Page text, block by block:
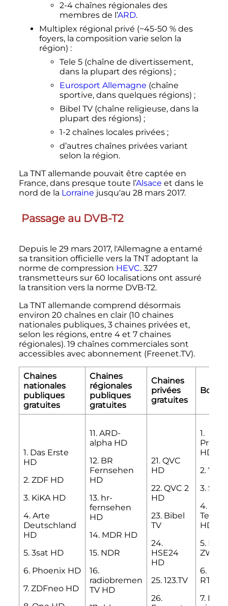
2-4 chaînes régionales des
membres de l’ARD.
Multiplex régional privé (~45-50 % des
foyers, la composition varie selon la
région) :
Tele 5 (chaîne de divertissement,
dans la plupart des régions) ;
Eurosport Allemagne (chaîne
sportive, dans quelques régions) ;
Bibel TV (chaîne religieuse, dans la
plupart des régions) ;
1-2 chaînes locales privées ;
d’autres chaînes privées variant
selon la région.
La TNT allemande pouvait être captée en
France, dans presque toute l’Alsace et dans le
nord de la Lorraine jusqu'au 28 mars 2017.
Passage au DVB-T2
Depuis le 29 mars 2017, l'Allemagne a entamé
sa transition officielle vers la TNT adoptant la
norme de compression HEVC. 327
transmetteurs sur 60 localisations ont assuré
la transition vers la norme DVB-T2.
La TNT allemande comprend désormais
environ 20 chaînes en clair (10 chaines
nationales publiques, 3 chaines privées et,
selon les régions, entre 4 et 7 chaines
régionales). 19 chaînes commerciales sont
accessibles avec abonnement (Freenet.TV).
Chaines
nationales
publiques
gratuites
Chaines
régionales
publiques
gratuites
Chaines
privées
gratuites
1. Das Erste
HD
2. ZDF HD
3. KiKA HD
4. Arte
Deutschland
HD
5. 3sat HD
6. Phoenix HD
7. ZDFneo HD
11. ARD-
alpha HD
12. BR
Fernsehen
HD
13. hr-
fernsehen
HD
14. MDR HD
15. NDR
16.
radiobremen
TV HD
21. QVC
HD
22. QVC 2
HD
23. Bibel
TV
24.
HSE24
HD
25. 123.TV
26.
1.
HD
2.
3.
4. RTL
HD
5. RTL
ZWEI
6.
RTL
7.